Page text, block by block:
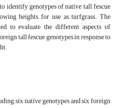
identify genotypes of native tall fescue
heights for use as turfgrass. The
to evaluate the different aspects of
tall fescue genotypes in response to
six native genotypes and six foreign